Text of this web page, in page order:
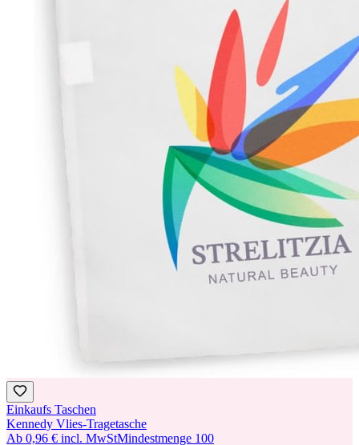
Einkaufs Taschen
Kennedy Vlies-Tragetasche
Ab 0,96 € incl. MwStMindestmenge 100